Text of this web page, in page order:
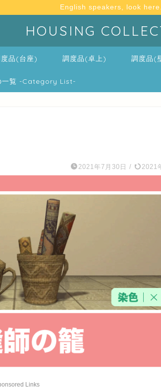
English speakers, look here.
HOUSING
品(台座) 調度品(卓上) 調度品(
一覧 -Category List-
2021年7月30日 / 2021
Links